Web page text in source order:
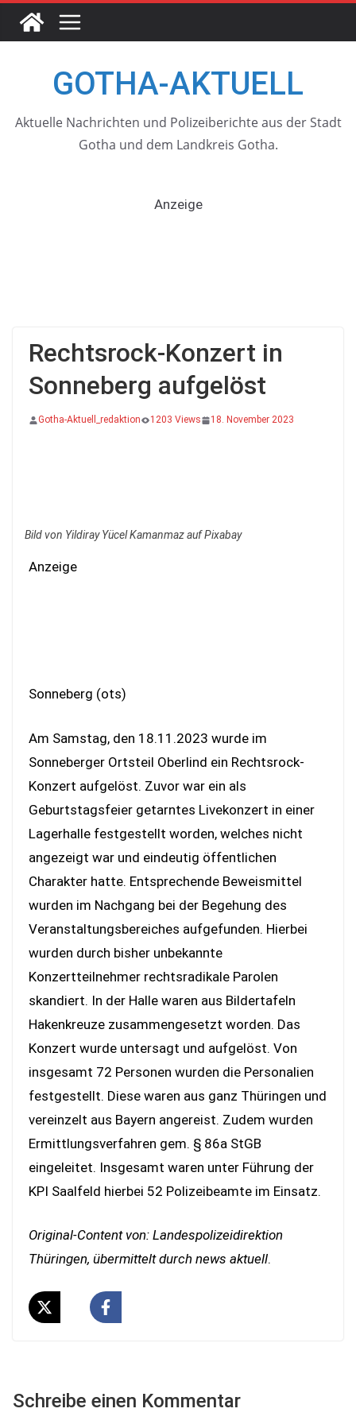
GOTHA-AKTUELL
Aktuelle Nachrichten und Polizeiberichte aus der Stadt
Gotha und dem Landkreis Gotha.
Anzeige
Rechtsrock-Konzert in
Sonneberg aufgelöst
Gotha-Aktuell_redaktion 1203 Views 18. November 2023
Bild von Yildiray Yücel Kamanmaz auf Pixabay
Anzeige
Sonneberg (ots)
Am Samstag, den 18.11.2023 wurde im
Sonneberger Ortsteil Oberlind ein Rechtsrock-
Konzert aufgelöst. Zuvor war ein als
Geburtstagsfeier getarntes Livekonzert in einer
Lagerhalle festgestellt worden, welches nicht
angezeigt war und eindeutig öffentlichen
Charakter hatte. Entsprechende Beweismittel
wurden im Nachgang bei der Begehung des
Veranstaltungsbereiches aufgefunden. Hierbei
wurden durch bisher unbekannte
Konzertteilnehmer rechtsradikale Parolen
skandiert. In der Halle waren aus Bildertafeln
Hakenkreuze zusammengesetzt worden. Das
Konzert wurde untersagt und aufgelöst. Von
insgesamt 72 Personen wurden die Personalien
festgestellt. Diese waren aus ganz Thüringen und
vereinzelt aus Bayern angereist. Zudem wurden
Ermittlungsverfahren gem. § 86a StGB
eingeleitet. Insgesamt waren unter Führung der
KPI Saalfeld hierbei 52 Polizeibeamte im Einsatz.
Original-Content von: Landespolizeidirektion
Thüringen, übermittelt durch news aktuell.
Schreibe einen Kommentar